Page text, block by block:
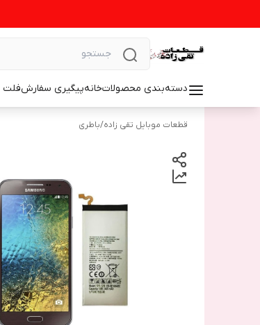
دسته‌بندی محصولاتخانهپیگیری سفارشفلت
قطعات موبایل تقی زاده/باطری